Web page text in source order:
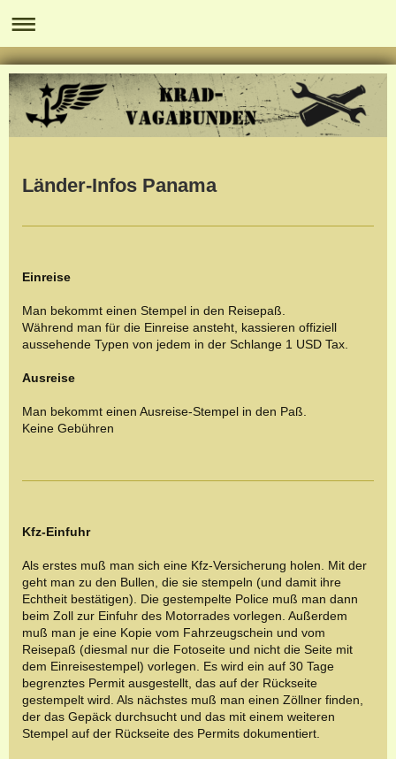
Länder-Infos Panama
Einreise
Man bekommt einen Stempel in den Reisepaß.
Während man für die Einreise ansteht, kassieren offiziell
aussehende Typen von jedem in der Schlange 1 USD Tax.
Ausreise
Man bekommt einen Ausreise-Stempel in den Paß.
Keine Gebühren
Kfz-Einfuhr
Als erstes muß man sich eine Kfz-Versicherung holen. Mit der
geht man zu den Bullen, die sie stempeln (und damit ihre
Echtheit bestätigen). Die gestempelte Police muß man dann
beim Zoll zur Einfuhr des Motorrades vorlegen. Außerdem
muß man je eine Kopie vom Fahrzeugschein und vom
Reisepaß (diesmal nur die Fotoseite und nicht die Seite mit
dem Einreisestempel) vorlegen. Es wird ein auf 30 Tage
begrenztes Permit ausgestellt, das auf der Rückseite
gestempelt wird. Als nächstes muß man einen Zöllner finden,
der das Gepäck durchsucht und das mit einem weiteren
Stempel auf der Rückseite des Permits dokumentiert.